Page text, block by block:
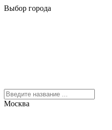
Выбор города
Москва